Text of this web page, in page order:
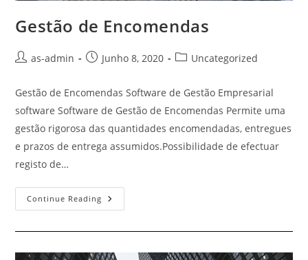
Gestão de Encomendas
Postas-admin
PostJunho 8, 2020
PostUncategorized
Gestão de Encomendas Software de Gestão Empresarial
software Software de Gestão de Encomendas Permite uma
gestão rigorosa das quantidades encomendadas, entregues
e prazos de entrega assumidos.Possibilidade de efectuar
registo de…
Continue Reading Gestão
De